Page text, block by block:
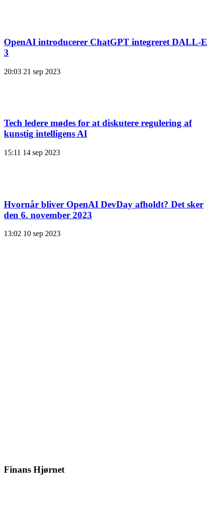
OpenAI introducerer ChatGPT integreret DALL-E
3
20:03 21 sep 2023
Tech ledere mødes for at diskutere regulering af
kunstig intelligens AI
15:11 14 sep 2023
Hvornår bliver OpenAI DevDay afholdt? Det sker
den 6. november 2023
13:02 10 sep 2023
Finans Hjørnet